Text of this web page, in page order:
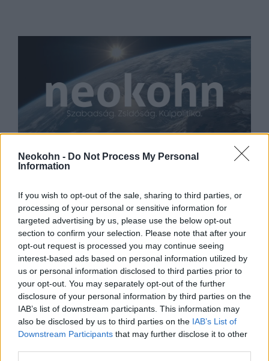
Neokohn - Do Not Process My Personal
Information
If you wish to opt-out of the sale, sharing to third parties, or
processing of your personal or sensitive information for
targeted advertising by us, please use the below opt-out
section to confirm your selection. Please note that after your
opt-out request is processed you may continue seeing
interest-based ads based on personal information utilized by
us or personal information disclosed to third parties prior to
your opt-out. You may separately opt-out of the further
disclosure of your personal information by third parties on the
IAB’s list of downstream participants. This information may
also be disclosed by us to third parties on the IAB’s List of
Downstream Participants that may further disclose it to other
Politikai káosz felé menetel az
2023. május 11.